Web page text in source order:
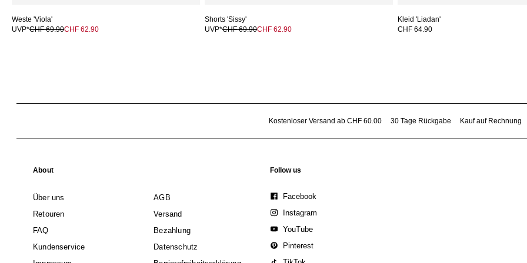
Weste 'Viola'
UVP*CHF 69.90CHF 62.90
Shorts 'Sissy'
UVP*CHF 69.90CHF 62.90
Kleid 'Liadan'
CHF 64.90
Kostenloser Versand ab CHF 60.00 30 Tage Rückgabe Kauf auf Rechnung
About
Über uns
AGB
Retouren
Versand
FAQ
Bezahlung
Kundenservice
Datenschutz
Follow us
Facebook
Instagram
YouTube
Pinterest